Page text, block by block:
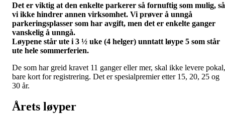
Det er viktig at den enkelte parkerer så fornuftig som mulig, så
vi ikke hindrer annen virksomhet. Vi prøver å unngå
parkeringsplasser som har avgift, men det er enkelte ganger
vanskelig å unngå.
Løypene står ute i 3 ½ uke (4 helger) unntatt løype 5 som står
ute hele sommerferien.
De som har greid kravet 11 ganger eller mer, skal ikke levere pokal,
bare kort for registrering. Det er spesialpremier etter 15, 20, 25 og
30 år.
Årets løyper